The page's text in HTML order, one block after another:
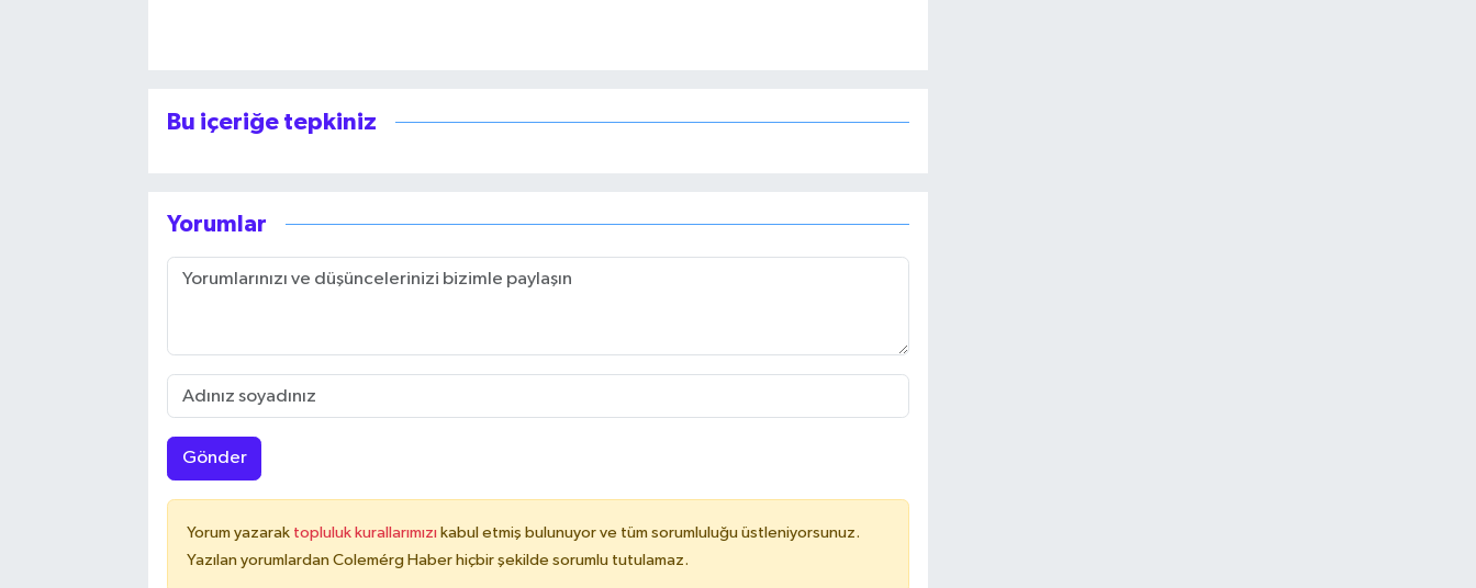
Bu içeriğe tepkiniz
Yorumlar
Gönder
Yorum yazarak topluluk kurallarımızı kabul etmiş bulunuyor ve tüm sorumluluğu üstleniyorsunuz.
Yazılan yorumlardan Colemérg Haber hiçbir şekilde sorumlu tutulamaz.